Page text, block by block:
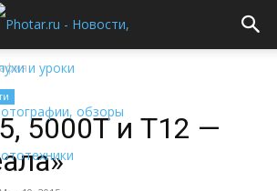
5000T и T12 —